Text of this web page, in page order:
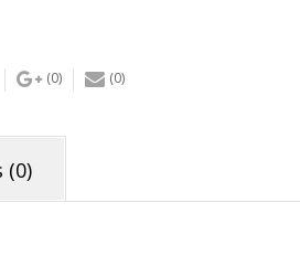
(0) (0)
(0)